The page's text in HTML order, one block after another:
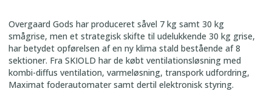
Overgaard Gods har produceret såvel 7 kg samt 30 kg
smågrise, men et strategisk skifte til udelukkende 30 kg grise,
har betydet opførelsen af en ny klima stald bestående af 8
sektioner. Fra SKIOLD har de købt ventilationsløsning med
kombi-diffus ventilation, varmeløsning, transpork udfordring,
Maximat foderautomater samt dertil elektronisk styring.